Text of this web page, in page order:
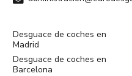
Desguace de coches en
Madrid
Desguace de coches en
Barcelona